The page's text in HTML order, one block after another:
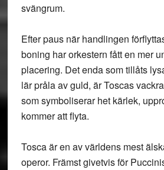
svängrum.
Efter paus när handlingen
boning har orkestern fått en mer
placering. Det enda som tillåts
lär pråla av guld, är Toscas
som symboliserar het kärlek,
kommer att flyta.
Tosca är en av världens mest
operor. Främst givetvis för